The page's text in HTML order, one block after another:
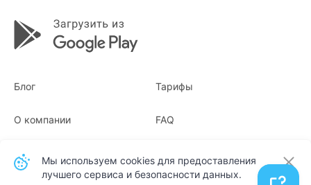
Блог Тарифы
О компании
Квитанции
FAQ
Мы используем cookies для предоставления
лучшего сервиса и безопасности данных.